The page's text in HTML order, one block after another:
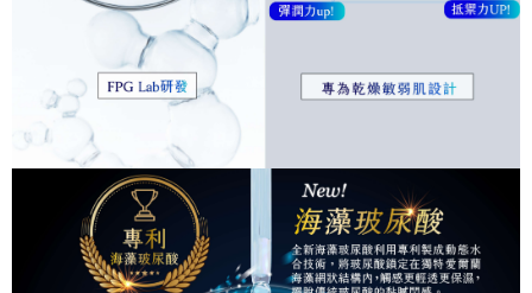
每筆NT$90，滿NT$1,000(含以上)免運費
每筆NT$90，滿NT$1,000(含以上)免運費